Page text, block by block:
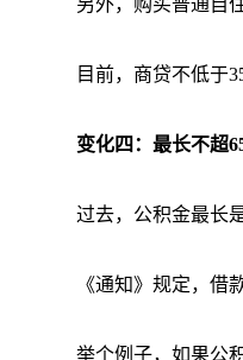
另外，购买普通自
目前，商贷不低于
变化四：最长不超
过去，公积金最长
《通知》规定，借
举个例子，如果公